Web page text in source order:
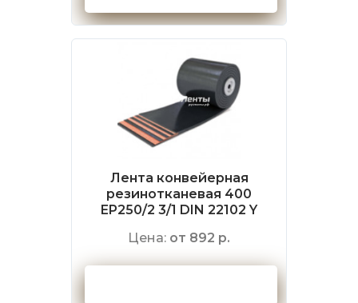
Лента конвейерная
резинотканевая 400
EP250/2 3/1 DIN 22102 Y
Цена: от 892 р.